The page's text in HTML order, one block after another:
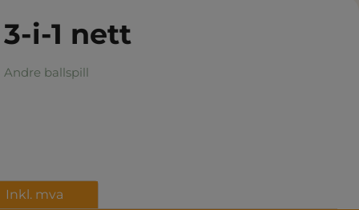
i-1 nett
Andre ballspill
Inkl. mva